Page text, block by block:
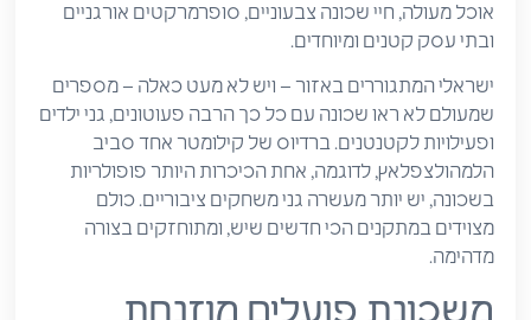
אוכל מעולה, חיי שכונה צבעוניים, סופרמרקטים אורגניים
ובתי עסק קטנים ומיוחדים.
ישראלי המתגוררים באזור – ויש לא מעט כאלה – מספרים
שמעולם לא ראו שכונה עם כל כך הרבה פעוטונים, גני ילדים
ופעילויות לקטנטנים. ברדיוס של קילומטר אחד סביב
הלמהולצפלאץ, לדוגמה, אחת הכיכרות היותר פופולריות
בשכונה, יש יותר מעשרה גני משחקים ציבוריים. כולם
מצוידים במתקנים הכי חדשים שיש, ומתוחזקים בצורה
מדהימה.